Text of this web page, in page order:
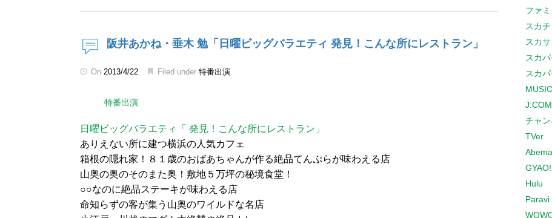
阪井あかね・垂木 勉「日曜ビッグバラエティ 発見！こんな所にレストラン」
On 2013/4/22 Filed under 特番出演
特番出演
日曜ビッグバラエティ「 発見！こんな所にレストラン」
ありえない所に建つ横浜の人気カフェ
箱根の隠れ家！８１歳のおばあちゃんが作る絶品てんぷらが味わえる店
山奥の奥のそのまた奥！敷地５万坪の秘境食堂！
○○なのに絶品ステーキが味わえる店
命知らずの客が集う山奥のワイルドな名店
ファ
スカ
スカサ
スカパ
スカ
チャ
TVer
GYAO!
Hulu
Paravi